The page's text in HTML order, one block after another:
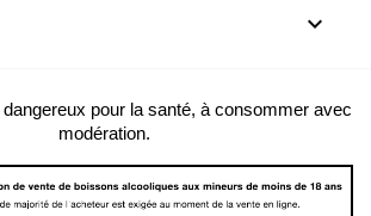

pour la santé, à consommer avec
modération.